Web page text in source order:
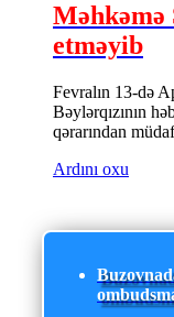
Məhkəmə
etməyib
Fevralın 13-də
Bəylərqızının
qərarından
Ardını oxu